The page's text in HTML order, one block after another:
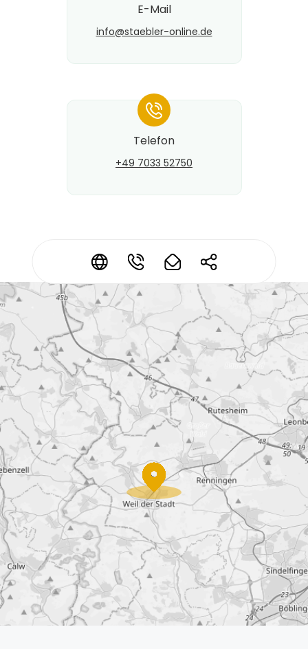
* * * *
E-Mail
info@​staebler-online.de
*
Telefon
+49 7033 52750
Kontaktdaten ändern?